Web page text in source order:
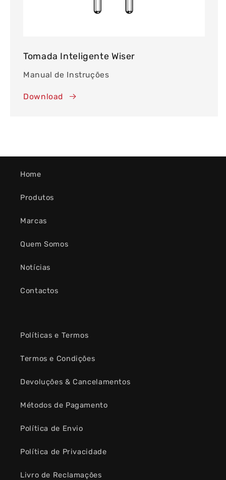
Tomada Inteligente Wiser
Manual de Instruções
Download
Home
Produtos
Marcas
Quem Somos
Notícias
Contactos
Políticas e Termos
Termos e Condições
Devoluções & Cancelamentos
Métodos de Pagamento
Política de Envio
Política de Privacidade
Livro de Reclamações